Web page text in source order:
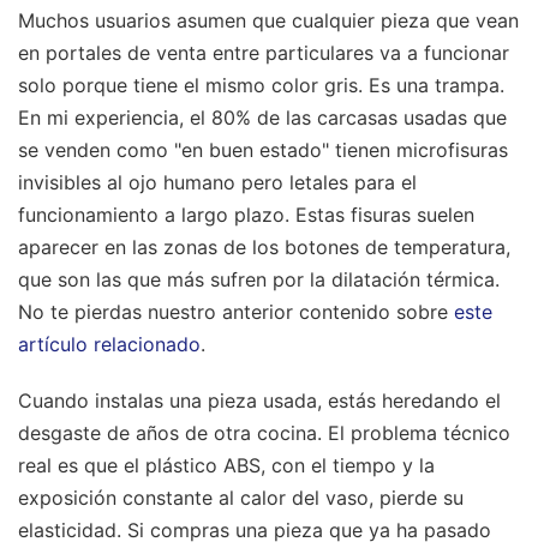
Muchos usuarios asumen que cualquier pieza que vean
en portales de venta entre particulares va a funcionar
solo porque tiene el mismo color gris. Es una trampa.
En mi experiencia, el 80% de las carcasas usadas que
se venden como "en buen estado" tienen microfisuras
invisibles al ojo humano pero letales para el
funcionamiento a largo plazo. Estas fisuras suelen
aparecer en las zonas de los botones de temperatura,
que son las que más sufren por la dilatación térmica.
No te pierdas nuestro anterior contenido sobre este
artículo relacionado.
Cuando instalas una pieza usada, estás heredando el
desgaste de años de otra cocina. El problema técnico
real es que el plástico ABS, con el tiempo y la
exposición constante al calor del vaso, pierde su
elasticidad. Si compras una pieza que ya ha pasado